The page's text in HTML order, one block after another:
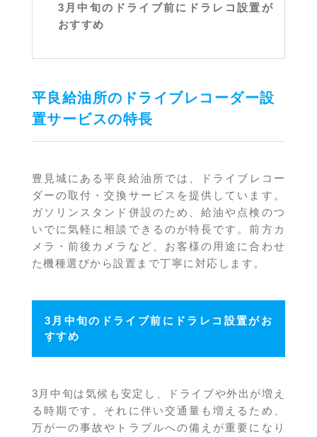
3月中旬のドライブ前にドラレコ設置が
おすすめ
平良給油所のドライブレコーダー設
置サービスの特長
豊見城にある平良給油所では、ドライブレコー
ダーの取付・交換サービスを提供しています。
ガソリンスタンド併設のため、給油や点検のつ
いでに気軽に相談できるのが特長です。前方カ
メラ・前後カメラなど、お客様の用途に合わせ
た機種選びから設置まで丁寧に対応します。
3月中旬のドライブ前にドラレコ設置がお
すすめ
3月中旬は気候も安定し、ドライブや外出が増え
る時期です。それに伴い交通量も増えるため、
万が一の事故やトラブルへの備えが重要になり